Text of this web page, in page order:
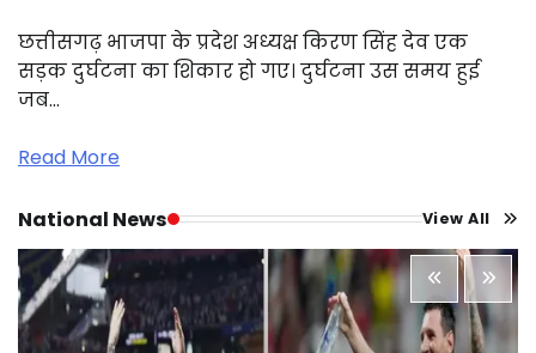
छत्तीसगढ़ भाजपा के प्रदेश अध्यक्ष किरण सिंह देव एक
सड़क दुर्घटना का शिकार हो गए। दुर्घटना उस समय हुई
जब…
Read More
National News View All